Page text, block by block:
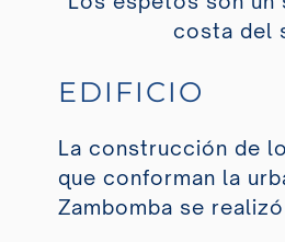
costa del
EDIFICIO
La construcción de
que conforman la
Zambomba se